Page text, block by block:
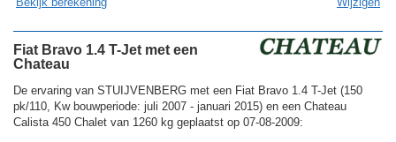
Fiat Bravo 1.4 T-Jet met een
Chateau
De ervaring van STUIJVENBERG met een Fiat Bravo 1.4 T-Jet (150
pk/110, Kw bouwperiode: juli 2007 - januari 2015) en een Chateau
Calista 450 Chalet van 1260 kg geplaatst op 07-08-2009: